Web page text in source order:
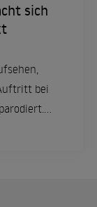
sich
bei